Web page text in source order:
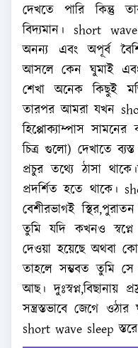
দেখতে পা‌রি কিন্তু
বিদ্যমান। short
অনন্য এবং অপূর্ব
আসলে কেন ঘুমাই এবং
শেখা অনেক কিছুই
তারপর আমরা যখন
হিপ্পোক্যাম্পাস
চিত্র গুলো) দেখাতে
প্রচুর ত‌থ্যে ঠাসা
প্রদর্শিত হ‌তে থা‌কে।
বেশীরভাগই
তু‌মি য‌দি কখনও
দেওয়া হয়েছে অথবা
তাহ‌লে সম্ভবত তু‌মি
আছ। দুঃস্বপ্ন,‌বিছানায়
সন্ত্রস্তভাবে জেগে
short wave sleep